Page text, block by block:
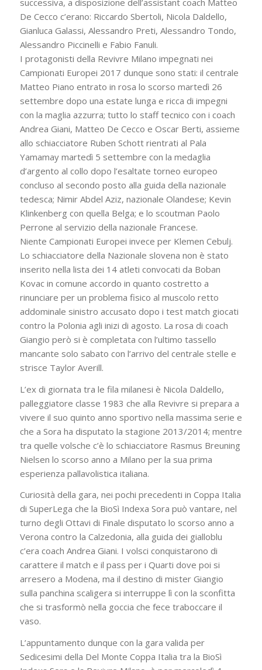
De Cecco c’erano: Riccardo Sbertoli, Nicola Daldello,
Gianluca Galassi, Alessandro Preti, Alessandro Tondo,
Alessandro Piccinelli e Fabio Fanuli.
I protagonisti della Revivre Milano impegnati nei
Campionati Europei 2017 dunque sono stati: il centrale
Matteo Piano entrato in rosa lo scorso martedì 26
settembre dopo una estate lunga e ricca di impegni
con la maglia azzurra; tutto lo staff tecnico con i coach
Andrea Giani, Matteo De Cecco e Oscar Berti, assieme
allo schiacciatore Ruben Schott rientrati al Pala
Yamamay martedì 5 settembre con la medaglia
d’argento al collo dopo l’esaltate torneo europeo
concluso al secondo posto alla guida della nazionale
tedesca; Nimir Abdel Aziz, nazionale Olandese; Kevin
Klinkenberg con quella Belga; e lo scoutman Paolo
Perrone al servizio della nazionale Francese.
Niente Campionati Europei invece per Klemen Cebulj.
Lo schiacciatore della Nazionale slovena non è stato
inserito nella lista dei 14 atleti convocati da Boban
Kovac in comune accordo in quanto costretto a
rinunciare per un problema fisico al muscolo retto
addominale sinistro accusato dopo i test match giocati
contro la Polonia agli inizi di agosto. La rosa di coach
Giangio però si è completata con l’ultimo tassello
mancante solo sabato con l’arrivo del centrale stelle e
strisce Taylor Averill.
L’ex di giornata tra le fila milanesi è Nicola Daldello,
palleggiatore classe 1983 che alla Revivre si prepara a
vivere il suo quinto anno sportivo nella massima serie e
che a Sora ha disputato la stagione 2013/2014; mentre
tra quelle volsche c’è lo schiacciatore Rasmus Breuning
Nielsen lo scorso anno a Milano per la sua prima
esperienza pallavolistica italiana.
Curiosità della gara, nei pochi precedenti in Coppa Italia
di SuperLega che la BioSì Indexa Sora può vantare, nel
turno degli Ottavi di Finale disputato lo scorso anno a
Verona contro la Calzedonia, alla guida dei gialloblu
c’era coach Andrea Giani. I volsci conquistarono di
carattere il match e il pass per i Quarti dove poi si
arresero a Modena, ma il destino di mister Giangio
sulla panchina scaligera si interruppe lì con la sconfitta
che si trasformò nella goccia che fece traboccare il
vaso.
L’appuntamento dunque con la gara valida per
Sedicesimi della Del Monte Coppa Italia tra la BioSì